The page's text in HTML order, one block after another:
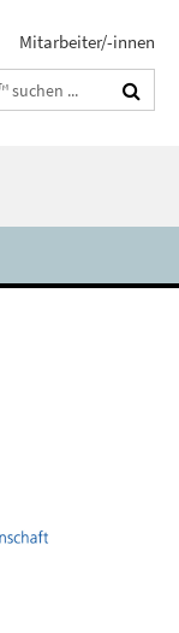
Mitarbeiter/-innen